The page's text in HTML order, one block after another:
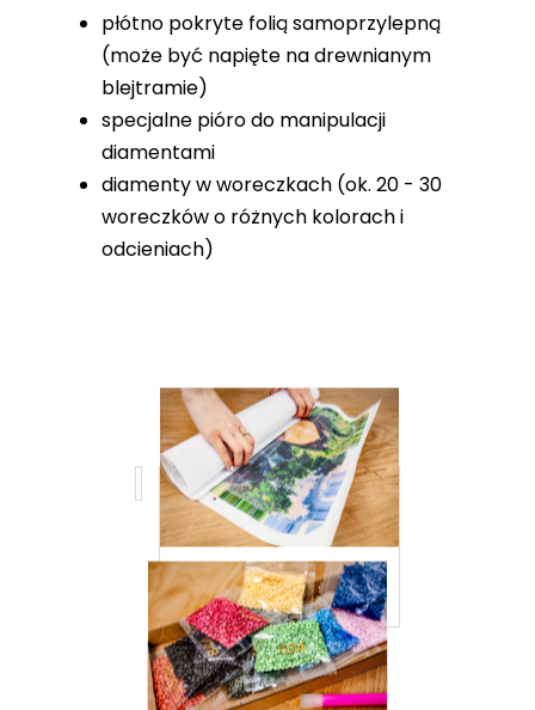
płótno pokryte folią samoprzylepną
(może być napięte na drewnianym
blejtramie)
specjalne pióro do manipulacji
diamentami
diamenty w woreczkach (ok. 20 - 30
woreczków o różnych kolorach i
odcieniach)